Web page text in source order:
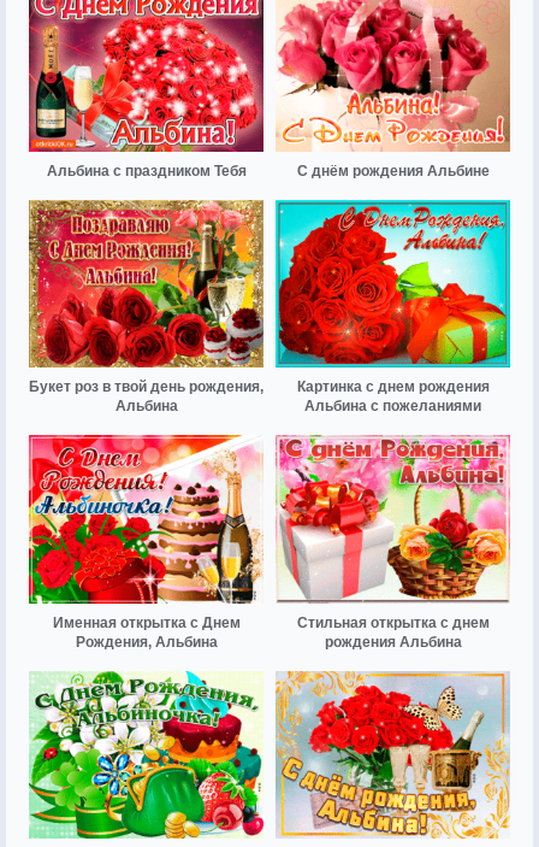
Альбина с праздником Тебя С днём рождения Альбине
Букет роз в твой день рождения,
Альбина
Картинка с днем рождения
Альбина с пожеланиями
Именная открытка с Днем
Рождения, Альбина
Стильная открытка с днем
рождения Альбина